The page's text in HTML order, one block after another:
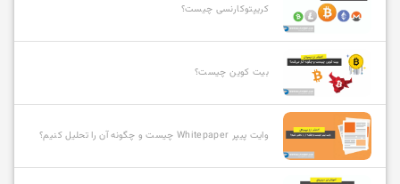
کریپتوکارنسی چیست؟
بیت کوین چیست؟
وایت پیپر Whitepaper چیست و چگونه آن را تحلیل کنیم؟